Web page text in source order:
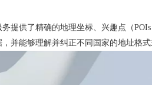
提供了精确的地理坐标、兴趣点（
并能够理解并纠正不同国家的地址格